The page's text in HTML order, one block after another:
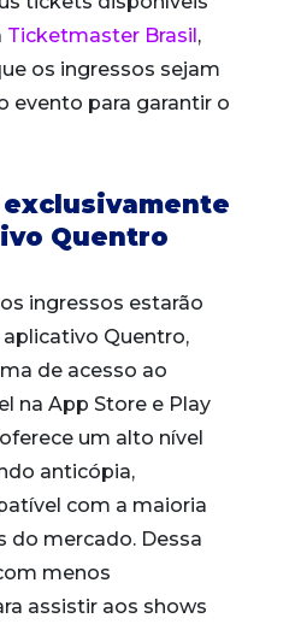
Ticketmaster Brasil,
os ingressos sejam
evento para garantir o
Quentro
ingressos estarão
Quentro,
de acesso ao
na App Store e Play
um alto nível
anticópia,
com a maioria
do mercado. Dessa
menos
assistir aos shows